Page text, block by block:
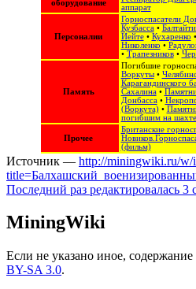
оборудование
аппарат
Персоналии
Горноспасатели
Кузбасса•
Иейте• Кухаренко •
Николенко •
• Трапезников•
Память
Погибшие
Воркуты•
Карагандинского
Сахалина•
Донбасса•
(Воркута)•
погибшим на
Прочее
Британские
(фильм)
Источник — http://miningwiki.ru/w/
Последний раз редактировалась 3
MiningWiki
Если не указано иное,
BY-SA 3.0.